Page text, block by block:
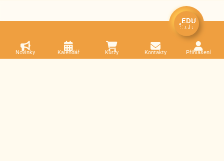
Novinky Kalendář Kurzy Kontakty Přihlášení